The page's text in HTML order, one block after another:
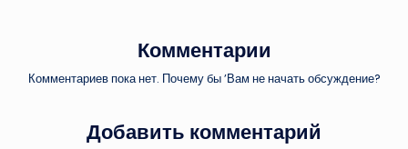
Комментарии
Комментариев пока нет. Почему бы ’Вам не начать обсуждение?
Добавить комментарий